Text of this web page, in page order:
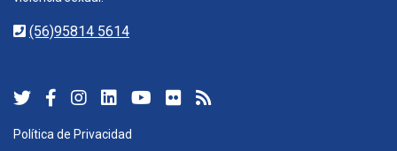
(56)95814 5614
Política de Privacidad